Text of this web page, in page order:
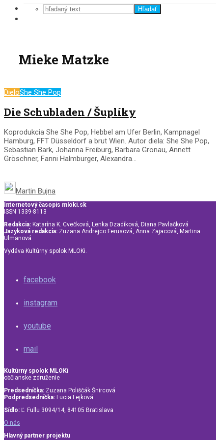
Hľadať
Mieke Matzke
DieloShe She Pop
Die Schubladen / Šuplíky
Koprodukcia She She Pop, Hebbel am Ufer Berlin, Kampnagel
Hamburg, FFT Düsseldorf a brut Wien. Autor diela: She She Pop,
Sebastian Bark, Johanna Freiburg, Barbara Gronau, Annett
Gröschner, Fanni Halmburger, Alexandra...
Martin Bujna
Internetový časopis mloki.sk
ISSN 1339-8113
Redakcia: Katarína K. Cvečková, Lenka Dzadíková, Diana Pavlačková
Jazyková redakcia: Zuzana Andrejco Ferusová, Anna Zajacová, Martina
Ulmanová
Vydáva Kultúrny spolok MLOKi.
facebook
instagram
youtube
mail
Kultúrny spolok MLOKi
občianske združenie
Predsedníčka: Zuzana Poliščák Šnircová
Podpredsedníčka: Lucia Lejková
Sídlo: Ľ. Fullu 3094/14, 84105 Bratislava
O nás
Hlavný partner projektu